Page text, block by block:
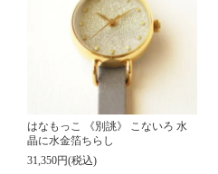
はなもっこ 《別誂》 こないろ 水
晶に水金箔ちらし
31,350円(税込)